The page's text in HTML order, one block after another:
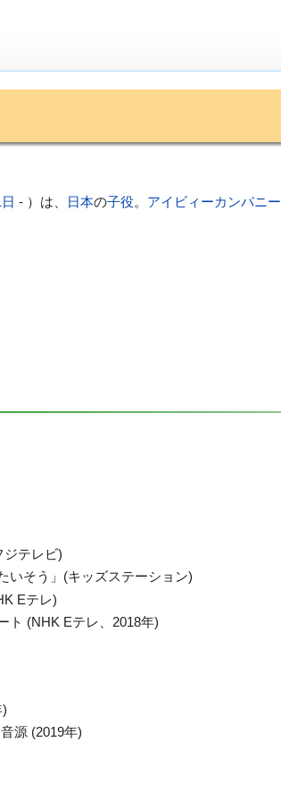
- ）は、 日本の子役。 アイビィーカンパニー
ジテレビ)
いそう」(キッズステーション)
Eテレ)
ト (NHK Eテレ、2018年)
源 (2019年)